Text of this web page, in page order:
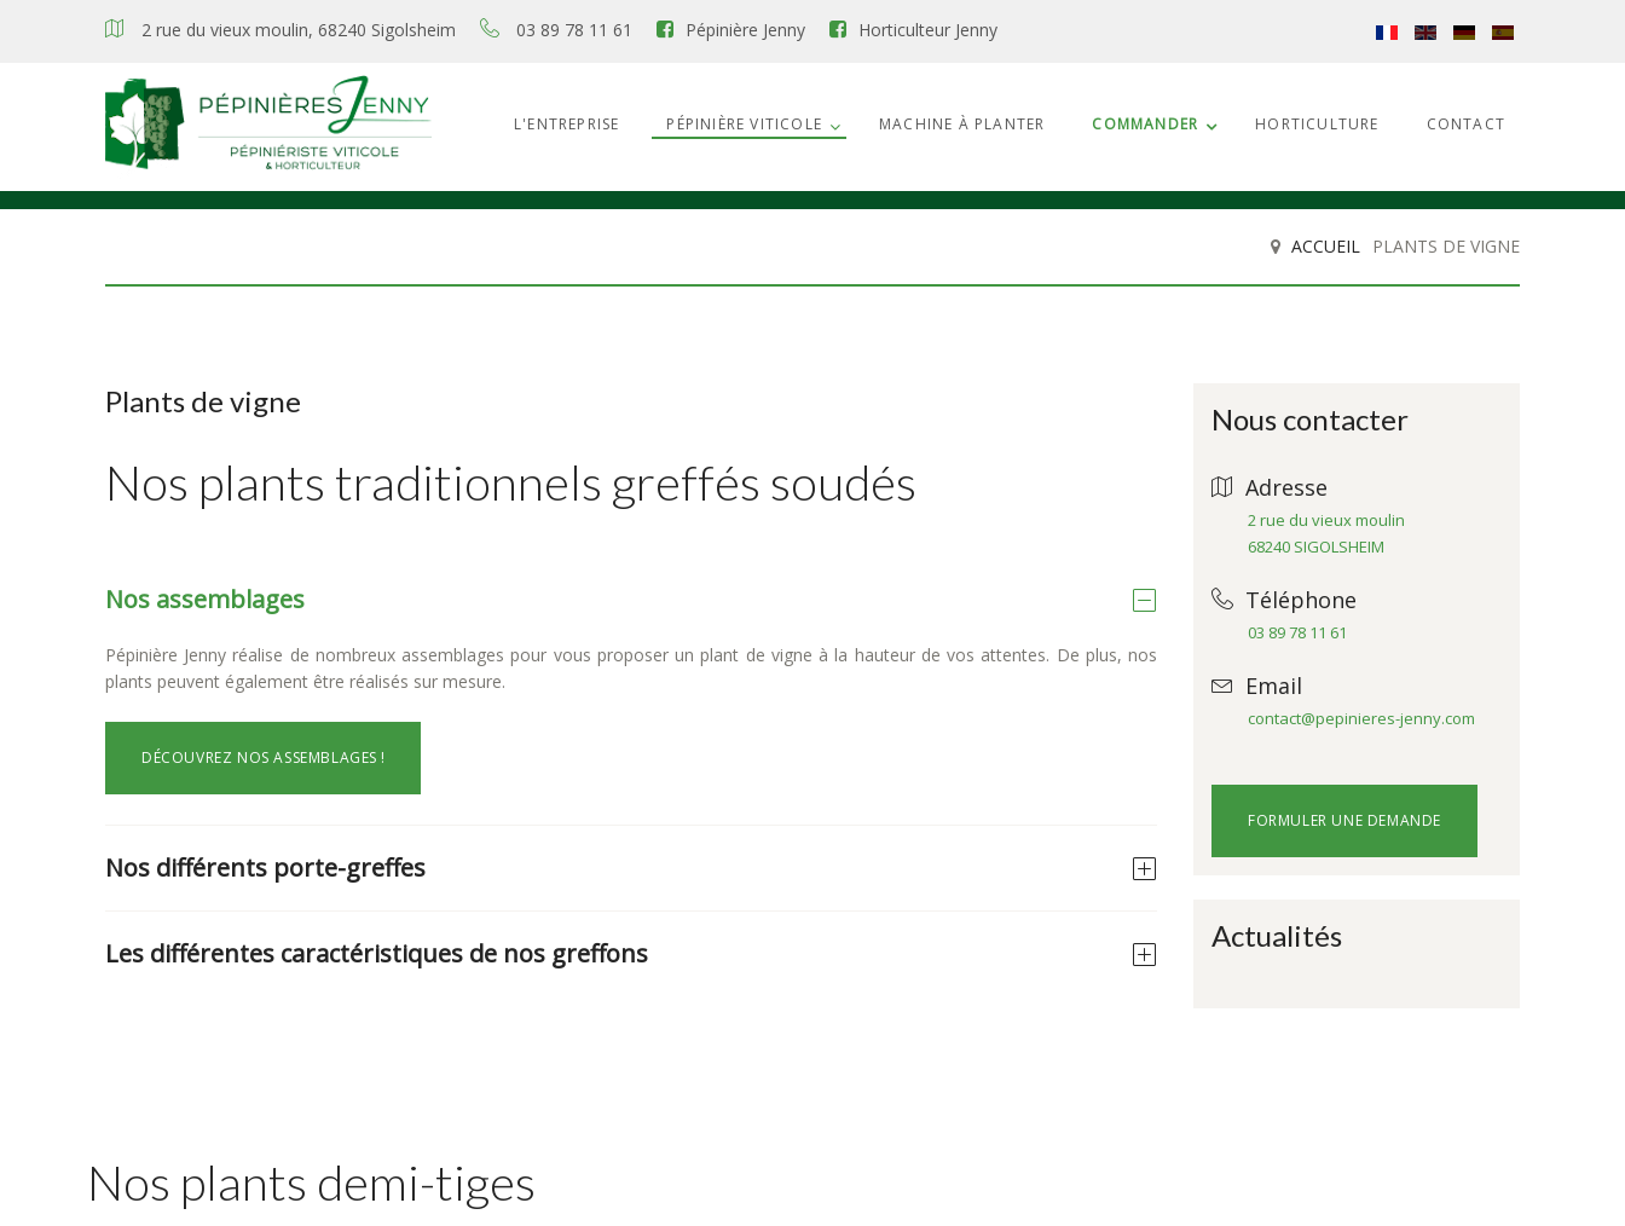
2 rue du vieux moulin, 68240 Sigolsheim 03 89 78 11 61 Pépinière Jenny Horticulteur Jenny
L'ENTREPRISE PÉPINIÈRE VITICOLE MACHINE À PLANTER COMMANDER HORTICULTURE CONTACT
ACCUEIL PLANTS DE VIGNE
Plants de vigne
Nos plants traditionnels greffés soudés
Nos assemblages
Pépinière Jenny réalise de nombreux assemblages pour vous proposer un plant de vigne à la hauteur de vos attentes. De plus, nos
plants peuvent également être réalisés sur mesure.
DÉCOUVREZ NOS ASSEMBLAGES !
Nos différents porte-greffes
Les différentes caractéristiques de nos greffons
Nous contacter
Adresse
2 rue du vieux moulin
68240 SIGOLSHEIM
Téléphone
03 89 78 11 61
Email
contact@pepinieres-jenny.com
FORMULER UNE DEMANDE
Actualités
Nos plants demi-tiges